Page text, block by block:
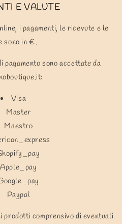
E VALUTE
i pagamenti, le ricevute e le
sono in €.
pagamento sono accettate da
Visa
Master
Maestro
Apple_pay
Paypal
comprensivo di eventuali